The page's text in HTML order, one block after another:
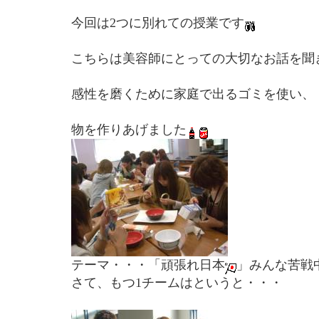
今回は2つに別れての授業です
こちらは美容師にとっての大切なお話を聞
感性を磨くために家庭で出るゴミを使い、
物を作りあげました
テーマ・・・「頑張れ日本
」みんな苦戦
さて、もつ1チームはというと・・・